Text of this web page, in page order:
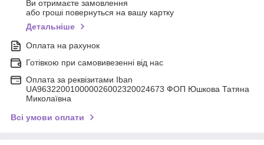
Ви отримаєте замовлення
або гроші повернуться на вашу картку
Детальніше
Оплата на рахунок
Готівкою при самовивезенні від нас
Оплата за реквізитами Iban
UA963220010000026002320024673 ФОП Юшкова Татяна
Миколаївна
Всі умови оплати